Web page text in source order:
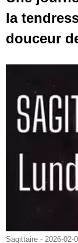
la
douceur
Sagittaire - 2026-02-